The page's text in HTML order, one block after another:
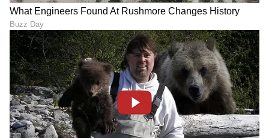
ಭಾರತದ ಹೊಸ ಪರ್ವ, ದೇಶದ
ಮೊದಲ ಹೈಡ್ರೋಜನ್ ರೈಲಿಗೆ
ಕೇಂದ್ರ ಅಸ್ತು, ರೈಲು ಓಡುವುದು
ಹೇಗೆ? ಎಲ್ಲೆಲ್ಲಿ ನಿಲುಗಡೆ?
ಬುರ್ಜ್ ಖಲೀಫಾದಲ್ಲಿ ಸಣ್ಣ ಫ್ಲಾಟ್
ಹಣ ಇರಬೇಕು?